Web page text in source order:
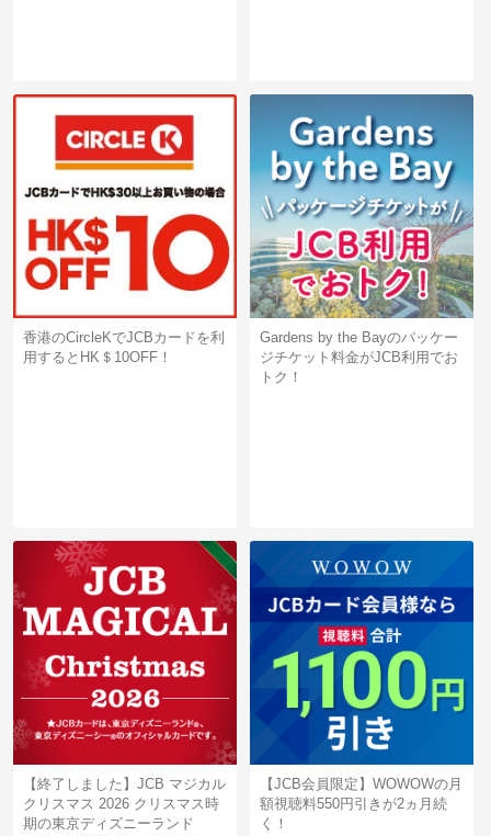
香港のCircleKでJCBカードを利
用するとHK＄10OFF！
【終了しました】JCB マジカル
クリスマス 2026 クリスマス時
期の東京ディズニーランド
Gardens by the Bayのパッケー
ジチケット料金がJCB利用でお
トク！
【JCB会員限定】WOWOWの月
額視聴料550円引きが2ヵ月続
く！